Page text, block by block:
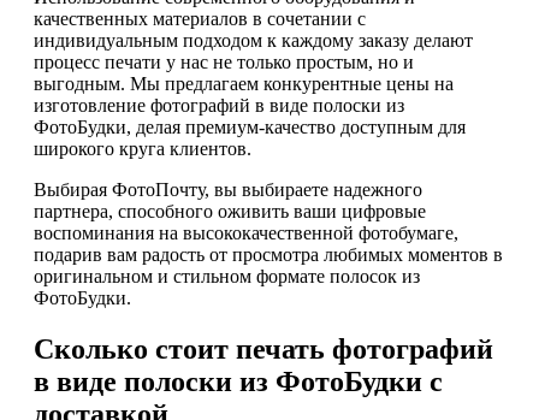
качественных материалов в сочетании с
индивидуальным подходом к каждому заказу делают
процесс печати у нас не только простым, но и
выгодным. Мы предлагаем конкурентные цены на
изготовление фотографий в виде полоски из
ФотоБудки, делая премиум-качество доступным для
широкого круга клиентов.
Выбирая ФотоПочту, вы выбираете надежного
партнера, способного оживить ваши цифровые
воспоминания на высококачественной фотобумаге,
подарив вам радость от просмотра любимых моментов в
оригинальном и стильном формате полосок из
ФотоБудки.
Сколько стоит печать фотографий
в виде полоски из ФотоБудки с